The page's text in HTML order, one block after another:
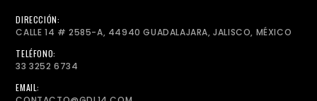
DIRECCIÓN:
CALLE 14 # 2585-A, 44940 GUADALAJARA, JALISCO, MÉXICO
TELÉFONO:
33 3252 6734
EMAIL: